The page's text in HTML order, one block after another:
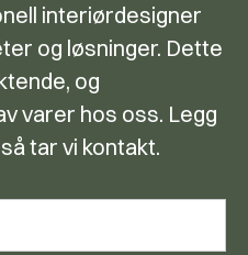
interiørdesigner
og løsninger. Dette
og
varer hos oss. Legg
tar vi kontakt.